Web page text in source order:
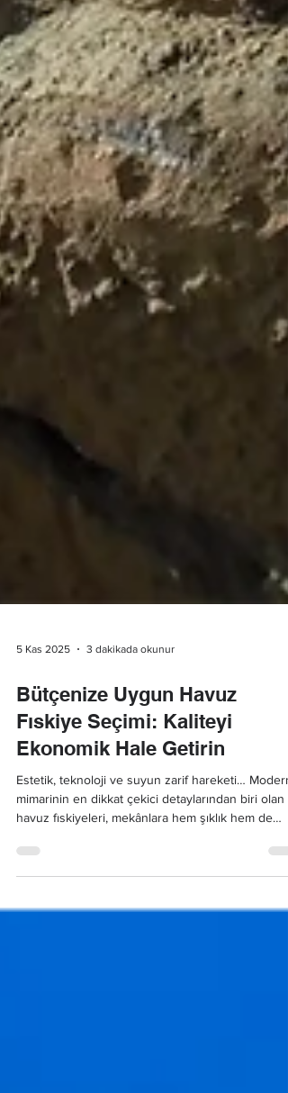
Bütçenize Uygun Havuz
Fıskiye Seçimi: Kaliteyi
Ekonomik Hale Getirin
Estetik, teknoloji ve suyun zarif hareketi… Modern
mimarinin en dikkat çekici detaylarından biri olan
sahip değildir. Bu nedenle, doğru planlama